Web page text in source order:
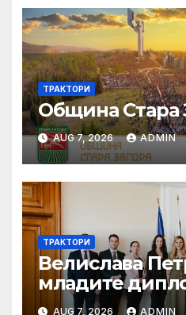
ТРАКТОРИ
Община Стара
AUG 7, 2026 ADMIN
ТРАКТОРИ
Велислава
младите
Бъдете смели,
AUG 7, 2026 ADMIN